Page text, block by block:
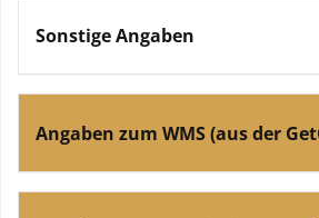
Sonstige Angaben
Angaben zum WMS (aus der